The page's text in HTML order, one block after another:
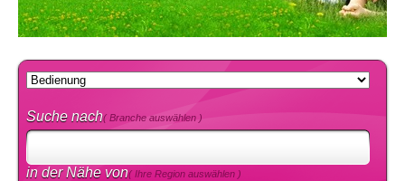
Suche nach( Branche auswählen )
in der Nähe von( Ihre Region auswählen )